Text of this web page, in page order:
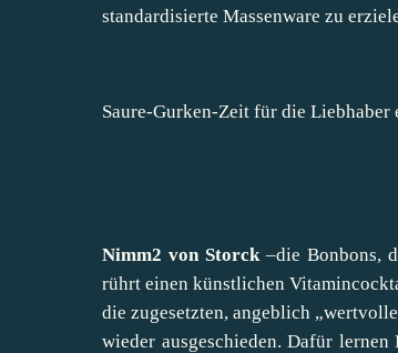
standardisierte Massenware zu
Saure-Gurken-Zeit für die
Nimm2 von Storck –die Bonbons,
rührt einen künstlichen
die zugesetzten, angeblich
wieder ausgeschieden. Dafür